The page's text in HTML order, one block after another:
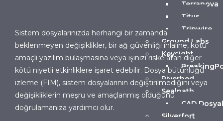
Terranova
Titus
Tripwire
Ground Labs
Keysight
Riverbed
Sealpath
CAD
Silverfort
Sistem dosyalarınızda herhangi bir zamanda
beklenmeyen değişiklikler, bir ağ güvenliği ihlaline, kötü
amaçlı yazılım bulaşmasına veya işinizi riske atan diğer
kötü niyetli etkinliklere işaret edebilir. Dosya bütünlüğü
izleme (FIM), sistem dosyalarının değiştirilmediğini veya
değişikliklerin meşru ve amaçlanmış olduğunu
doğrulamanıza yardımcı olur.